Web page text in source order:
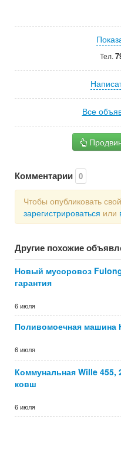
Тел.
Все
Комментарии 0
Чтобы опубликовать
зарегистрироваться или
Другие похожие
Новый мусоровоз
гарантия
6 июля
Поливомоечная машина
6 июля
Коммунальная Wille 455,
ковш
6 июля